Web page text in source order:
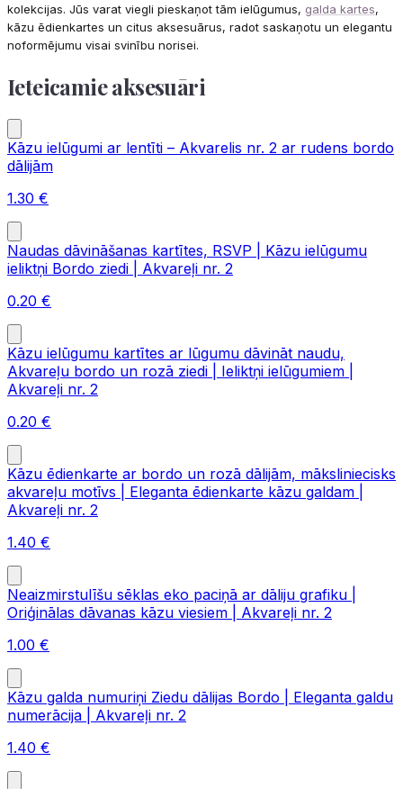
kolekcijas. Jūs varat viegli pieskaņot tām ielūgumus, galda kartes,
kāzu ēdienkartes un citus aksesuārus, radot saskaņotu un elegantu
noformējumu visai svinību norisei.
Ieteicamie aksesuāri
Kāzu ielūgumi ar lentīti – Akvarelis nr. 2 ar rudens bordo
dālijām
1.30 €
Naudas dāvināšanas kartītes, RSVP | Kāzu ielūgumu
ieliktņi Bordo ziedi | Akvareļi nr. 2
0.20 €
Kāzu ielūgumu kartītes ar lūgumu dāvināt naudu,
Akvareļu bordo un rozā ziedi | Ieliktņi ielūgumiem |
Akvareļi nr. 2
0.20 €
Kāzu ēdienkarte ar bordo un rozā dālijām, māksliniecisks
akvareļu motīvs | Eleganta ēdienkarte kāzu galdam |
Akvareļi nr. 2
1.40 €
Neaizmirstulīšu sēklas eko paciņā ar dāliju grafiku |
Oriģinālas dāvanas kāzu viesiem | Akvareļi nr. 2
1.00 €
Kāzu galda numuriņi Ziedu dālijas Bordo | Eleganta galdu
numerācija | Akvareļi nr. 2
1.40 €